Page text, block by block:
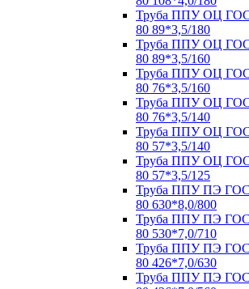
Труба ППУ ОЦ
80 89*3,5/180
Труба ППУ ОЦ
80 89*3,5/160
Труба ППУ ОЦ
80 76*3,5/160
Труба ППУ ОЦ
80 76*3,5/140
Труба ППУ ОЦ
80 57*3,5/140
Труба ППУ ОЦ
80 57*3,5/125
Труба ППУ ПЭ
80 630*8,0/800
Труба ППУ ПЭ
80 530*7,0/710
Труба ППУ ПЭ
80 426*7,0/630
Труба ППУ ПЭ